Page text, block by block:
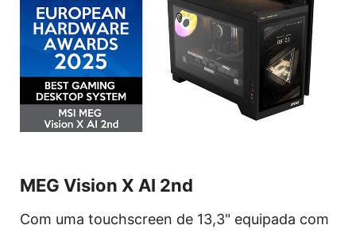
MEG Vision X AI 2nd
Com uma touchscreen de 13,3" equipada com